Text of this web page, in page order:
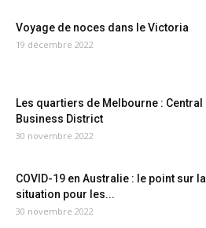
Voyage de noces dans le Victoria
19 décembre 2022
Les quartiers de Melbourne : Central
Business District
30 novembre 2022
COVID-19 en Australie : le point sur la
situation pour les...
30 novembre 2022